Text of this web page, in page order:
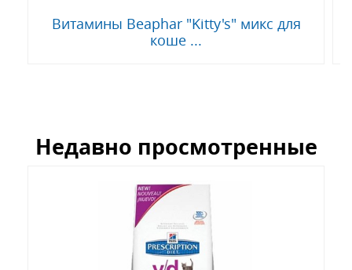
Витамины Beaphar "Kitty's" микс для
коше ...
Недавно просмотренные